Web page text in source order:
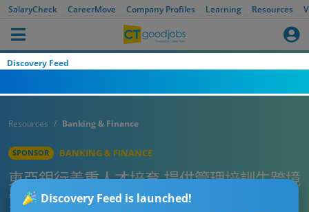
SalaryCheck CareerMove Company Profiles Learning Resources
Discovery Feed
Discovery Feed is launched!
Resources Banking & Finance
SPONSOR BANKING & FINANCE
東亞銀行着重人才培育 提供管理培訓生跨境
實習機會 為銀行注入新血